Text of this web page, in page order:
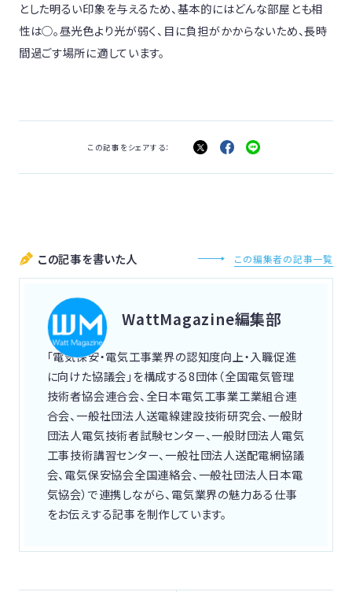
とした明るい印象を与えるため、基本的にはどんな部屋とも相
性は○。昼光色より光が弱く、目に負担がかからないため、長時
間過ごす場所に適しています。
この記事をシェアする：
この記事を書いた人 この編集者の記事一覧
WattMagazine編集部
「電気保安・電気工事業界の認知度向上・入職促進
に向けた協議会」を構成する8団体（全国電気管理
技術者協会連合会、全日本電気工事業工業組合連
合会、一般社団法人送電線建設技術研究会、一般財
団法人電気技術者試験センター、一般財団法人電気
工事技術講習センター、一般社団法人送配電網協議
会、電気保安協会全国連絡会、一般社団法人日本電
気協会）で連携しながら、電気業界の魅力ある仕事
をお伝えする記事を制作しています。